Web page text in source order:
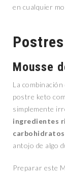
en cualquier
Mousse
La
postre keto
simplemente
ingredientes
carbohidratos
antojo de algo
Preparar este